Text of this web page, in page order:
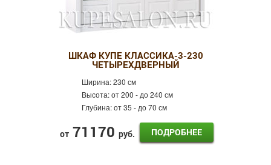
ШКАФ КУПЕ КЛАССИКА-3-230
ЧЕТЫРЕХДВЕРНЫЙ
Ширина:230 см
Высота:от 200 - до 240 см
Глубина:от 35 - до 70 см
от 71170 руб. ПОДРОБНЕЕ